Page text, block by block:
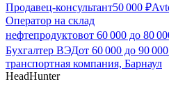
Продавец-консультант50 000 ₽
Оператор на склад
нефтепродуктовот 60 000 до 80
Бухгалтер ВЭДот 60 000 до 90 000
транспортная компания, Барнаул
HeadHunter